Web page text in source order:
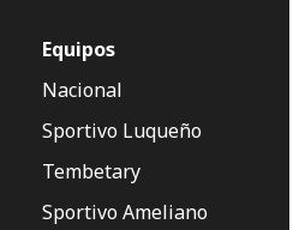
Equipos
Nacional
Sportivo Luqueño
Tembetary
Sportivo Ameliano